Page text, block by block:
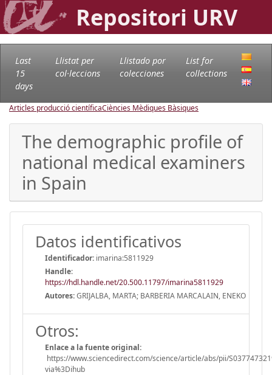
Repositori URV
Last
15
days
Llistat per
col·leccions
Llistado por
colecciones
List for
collections
Articles producció científicaCiències Mèdiques Bàsiques
The demographic profile of
national medical examiners
in Spain
Datos identificativos
Identificador: imarina:5811929
Handle:
https://hdl.handle.net/20.500.11797/imarina5811929
Autores:GRIJALBA, MARTA; BARBERIA MARCALAIN, ENEKO
Otros:
Enlace a la fuente original:
https://www.sciencedirect.com/science/article/abs/pii/
via%3Dihub